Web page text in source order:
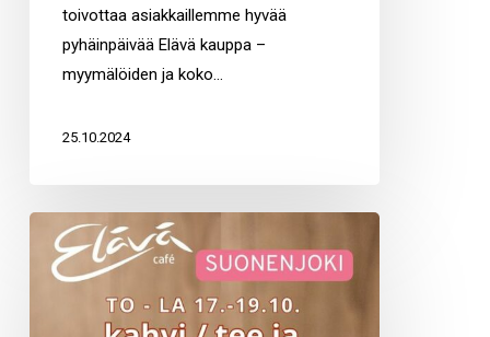
toivottaa asiakkaillemme hyvää
pyhäinpäivää Elävä kauppa –
myymälöiden ja koko…
25.10.2024
Suonenjoen
Elävä
caféessa